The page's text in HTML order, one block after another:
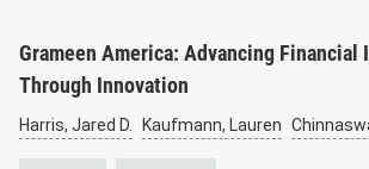
Grameen America: Advancing Financial
Through Innovation
Harris, Jared D. Kaufmann, Lauren